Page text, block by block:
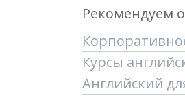
Рекомендуем
Курсы
Английский